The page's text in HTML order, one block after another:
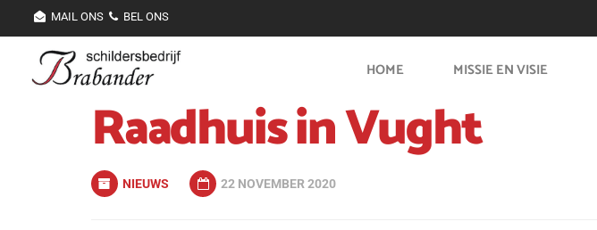
MAIL ONS BEL ONS
HOME MISSIE EN VISIE
Raadhuis in Vught
NIEUWS 22 NOVEMBER 2020